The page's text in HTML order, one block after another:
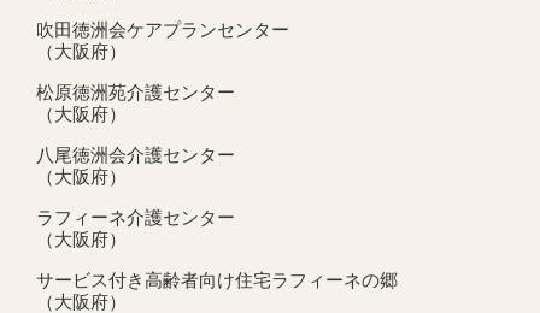
吹田徳洲会ケアプランセンター
（大阪府）
松原徳洲苑介護センター
（大阪府）
八尾徳洲会介護センター
（大阪府）
ラフィーネ介護センター
（大阪府）
サービス付き高齢者向け住宅ラフィーネの郷
（大阪府）